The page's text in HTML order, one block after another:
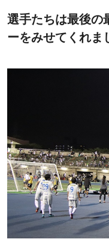
選手たちは最後の
ーをみせてくれま